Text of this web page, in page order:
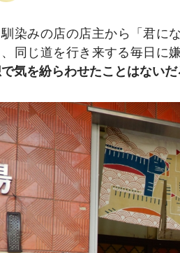
染みの店の店主から「君に
、同じ道を行き来する毎日に
気を紛らわせたことはない